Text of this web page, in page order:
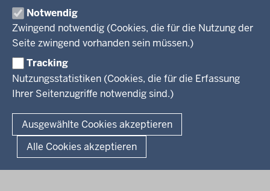
Notwendig
Zwingend notwendig (Cookies, die für die Nutzung der
Seite zwingend vorhanden sein müssen.)
Tracking
Nutzungsstatistiken (Cookies, die für die Erfassung
Ihrer Seitenzugriffe notwendig sind.)
Ausgewählte Cookies akzeptieren
Alle Cookies akzeptieren
Organisation
Arbeitgeber Ministerium
Rechtsgrundlagen
Kultur
Wissenschaft, Forschung, Lehre und Studium
Weiterbildung
Presse
Service
Kontakt
Fußzeile
Datenschutz Erklärung zur Barrierefreiheit